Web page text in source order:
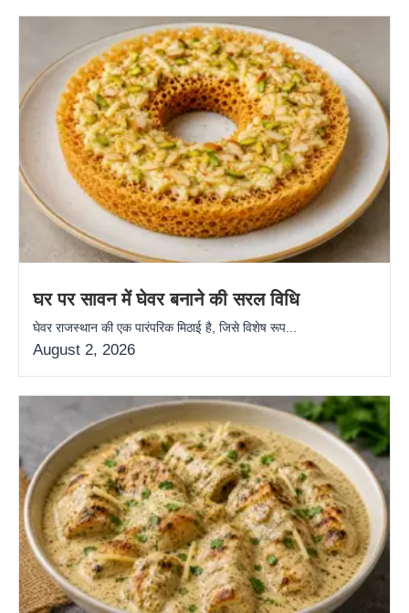
घर पर सावन में घेवर बनाने की सरल विधि
घेवर राजस्थान की एक पारंपरिक मिठाई है, जिसे विशेष रूप...
August 2, 2026